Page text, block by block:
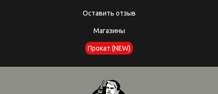
Оставить отзыв
Магазины
Прокат (NEW)